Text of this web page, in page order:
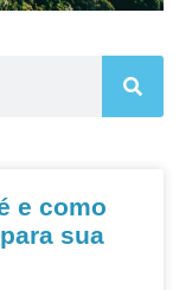
Sul do
e como
sua